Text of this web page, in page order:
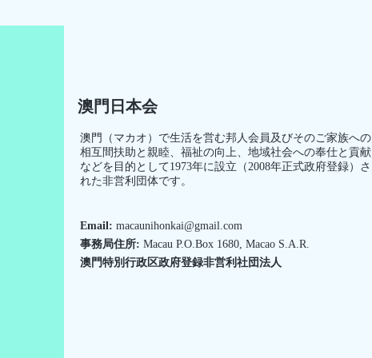
澳門日本会
澳門（マカオ）で生活を営む邦人会員及びそのご家族への
相互間扶助と親睦、福祉の向上、地域社会への奉仕と貢献
などを目的として1973年に設立（2008年正式政府登録）さ
れた非営利団体です。
Email: macaunihonkai@gmail.com
事務局住所: Macau P.O.Box 1680, Macao S.A.R.
澳門特別行政区政府登録非営利社団法人